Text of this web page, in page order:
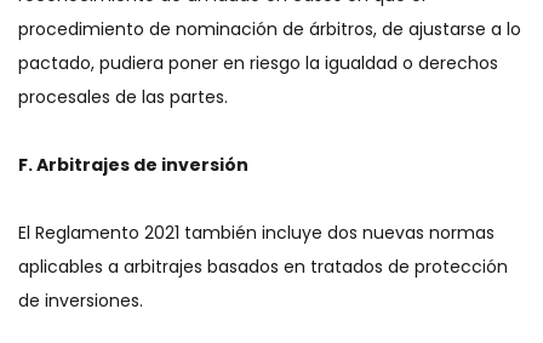
procedimiento de nominación de árbitros, de ajustarse a lo
pactado, pudiera poner en riesgo la igualdad o derechos
procesales de las partes.
F. Arbitrajes de inversión
El Reglamento 2021 también incluye dos nuevas normas
aplicables a arbitrajes basados en tratados de protección
de inversiones.